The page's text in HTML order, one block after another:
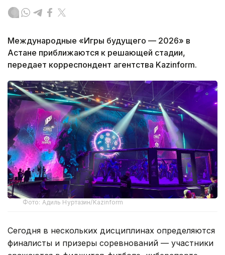
Международные «Игры будущего — 2026» в
Астане приближаются к решающей стадии,
передает корреспондент агентства Kazinform.
Фото: Адиль Нуртазин/Kazinform
Сегодня в нескольких дисциплинах определяются
финалисты и призеры соревнований — участники